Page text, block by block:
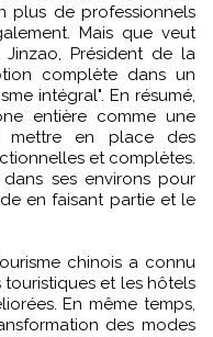
plus de professionnels
Mais que veut
Jinzao, Président de la
complète dans un
intégral". En résumé,
entière comme une
mettre en place des
et complètes.
dans ses environs pour
en faisant partie et le
chinois a connu
touristiques et les hôtels
En même temps,
des modes